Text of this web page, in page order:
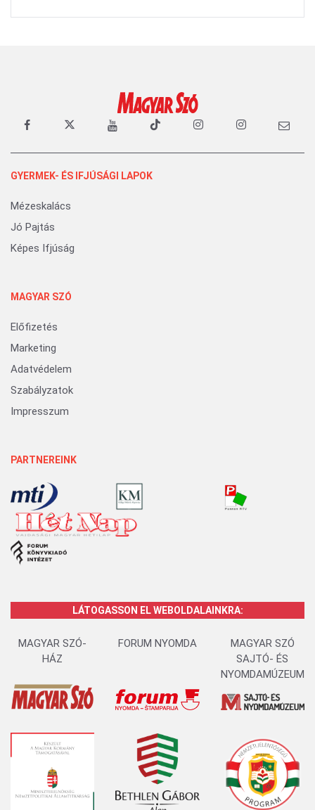
GYERMEK- ÉS IFJÚSÁGI LAPOK
Mézeskalács
Jó Pajtás
Képes Ifjúság
MAGYAR SZÓ
Előfizetés
Marketing
Adatvédelem
Szabályzatok
Impresszum
PARTNEREINK
LÁTOGASSON EL WEBOLDALAINKRA:
MAGYAR SZÓ-
HÁZ
FORUM NYOMDA
MAGYAR SZÓ
SAJTÓ- ÉS
NYOMDAMÚZEUM